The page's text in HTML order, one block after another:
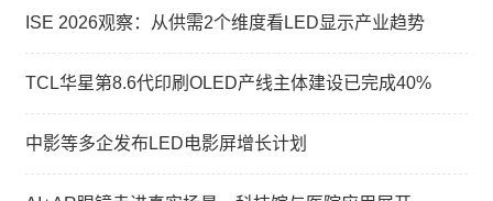
ISE 2026观察：从供需2个维度看LED显示产业趋势
TCL华星第8.6代印刷OLED产线主体建设已完成40%
中影等多企发布LED电影屏增长计划